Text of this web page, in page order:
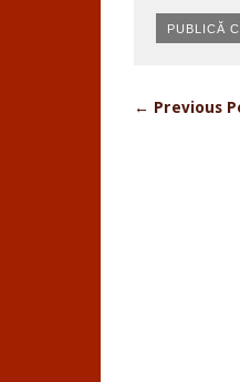
← Previous